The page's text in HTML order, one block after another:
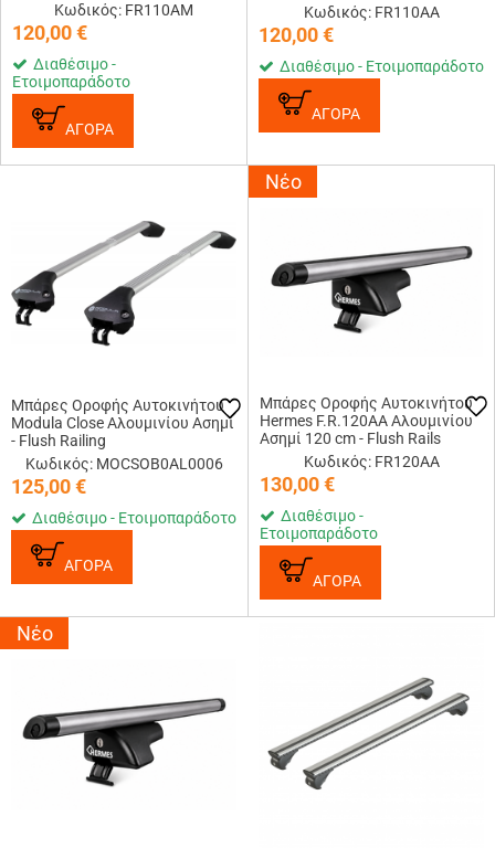
Κωδικός: FR110AM
120,00€
Διαθέσιμο -
Ετοιμοπαράδοτο
ΑΓΟΡΑ
Κωδικός: FR110AA
120,00€
Διαθέσιμο - Ετοιμοπαράδοτο
ΑΓΟΡΑ
Μπάρες Οροφής Αυτοκινήτου
Modula Close Αλουμινίου Ασημί
- Flush Railing
Κωδικός: MOCSOB0AL0006
125,00€
Διαθέσιμο - Ετοιμοπαράδοτο
ΑΓΟΡΑ
Νέο
Μπάρες Οροφής Αυτοκινήτου
Hermes F.R.120AA Αλουμινίου
Ασημί 120 cm - Flush Rails
Κωδικός: FR120AA
130,00€
Διαθέσιμο -
Ετοιμοπαράδοτο
ΑΓΟΡΑ
Νέο